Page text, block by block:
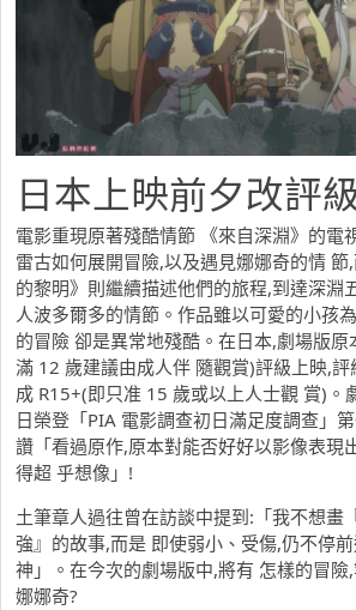
日本上映前夕改評
電影重現原著殘酷情節 《來自深淵》的
雷古如何展開冒險,以及遇見娜娜奇的情
的黎明》則繼續描述他們的旅程,到達深淵
人波多爾多的情節。作品雖以可愛的小孩
的冒險 卻是異常地殘酷。在日本,劇場版原
滿 12 歲建議由成人伴 隨觀賞)評級上映,
成 R15+(即只准 15 歲或以上人士觀 賞)。
日榮登「PIA 電影調查初日滿足度調查」
讚「看過原作,原本對能否好好以影像表現
得超 乎想像」!
土筆章人過往曾在訪談中提到:「我不想畫
強』的故事,而是 即使弱小、受傷,仍不停
神」。在今次的劇場版中,將有 怎樣的冒險
娜娜奇?